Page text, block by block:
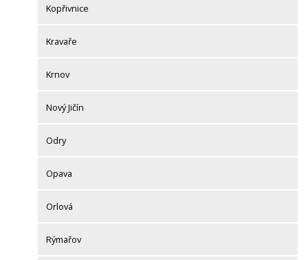
Kopřivnice
Kravaře
Krnov
Nový Jičín
Odry
Opava
Orlová
Rýmařov